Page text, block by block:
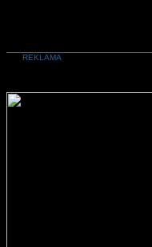
REKLAMA